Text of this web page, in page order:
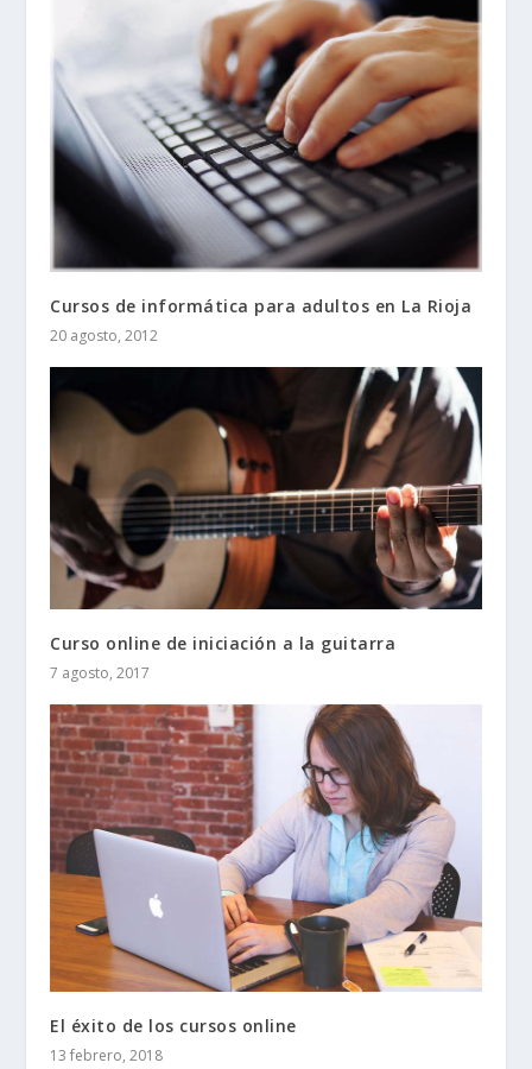
Cursos de informática para adultos en La Rioja
20 agosto, 2012
Curso online de iniciación a la guitarra
7 agosto, 2017
El éxito de los cursos online
13 febrero, 2018